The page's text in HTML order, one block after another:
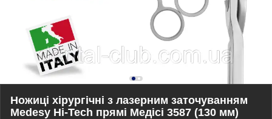
Ножиці хірургічні з лазерним заточуванням
Medesy Hi-Tech прямі Медісі 3587 (130 мм)